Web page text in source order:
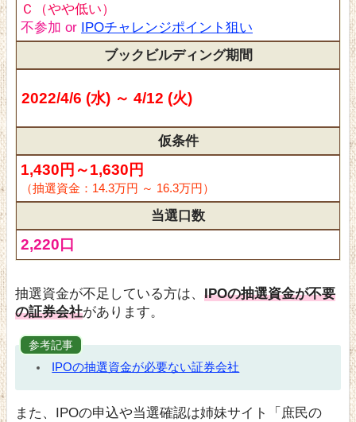
Ｃ（やや低い）
不参加 or IPOチャレンジポイント狙い
ブックビルディング期間
2022/4/6 (水) ～ 4/12 (火)
仮条件
1,430円～1,630円
（抽選資金：14.3万円 ～ 16.3万円）
当選口数
2,220口
抽選資金が不足している方は、 IPOの抽選資金が不要
の証券会社があります。
参考記事
IPOの抽選資金が必要ない証券会社
また、IPOの申込や当選確認は姉妹サイト「庶民の